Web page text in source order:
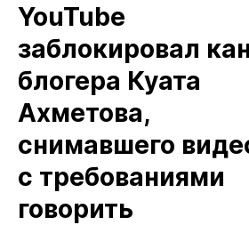
YouTube
заблокировал
блогера Куата
Ахметова,
снимавшего
с требованиями
говорить